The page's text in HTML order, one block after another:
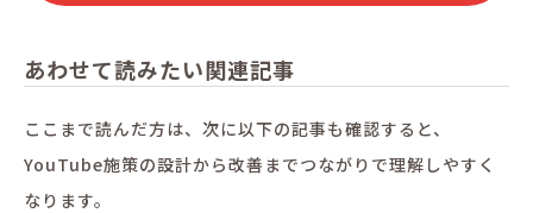
あわせて読みたい関連記事
ここまで読んだ方は、次に以下の記事も確認すると、
YouTube施策の設計から改善までつながりで理解しやすく
なります。